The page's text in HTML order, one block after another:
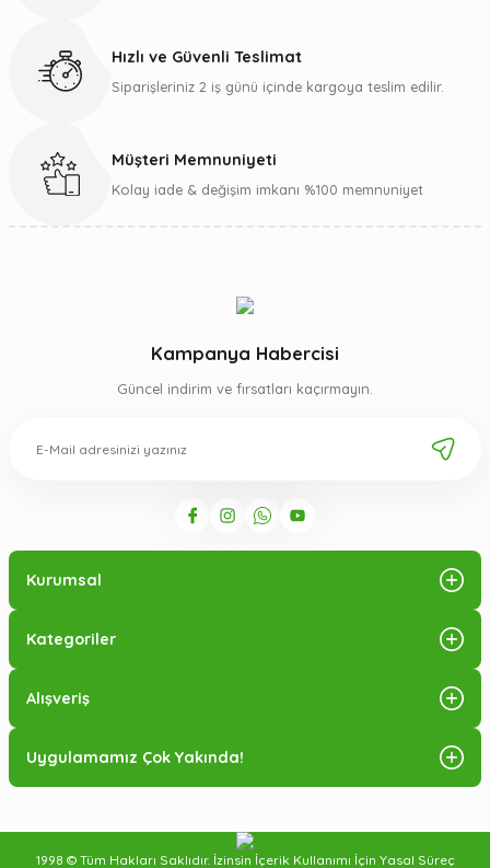
Gönder
Hızlı ve Güvenli Teslimat
Siparişleriniz 2 iş günü içinde kargoya teslim edilir.
Müşteri Memnuniyeti
Kolay iade & değişim imkanı %100 memnuniyet
Kampanya Habercisi
Güncel indirim ve fırsatları kaçırmayın.
Kurumsal
Kategoriler
Alışveriş
Uygulamamız Çok Yakında!
1998 © Tüm Hakları Saklıdır. İzinsin İçerik Kullanımı İçin Yasal Süreç